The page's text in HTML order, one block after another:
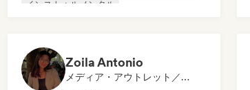
インストゥルメンタル
Zoila Antonio
メディア・アウトレット／ジャーナリスト